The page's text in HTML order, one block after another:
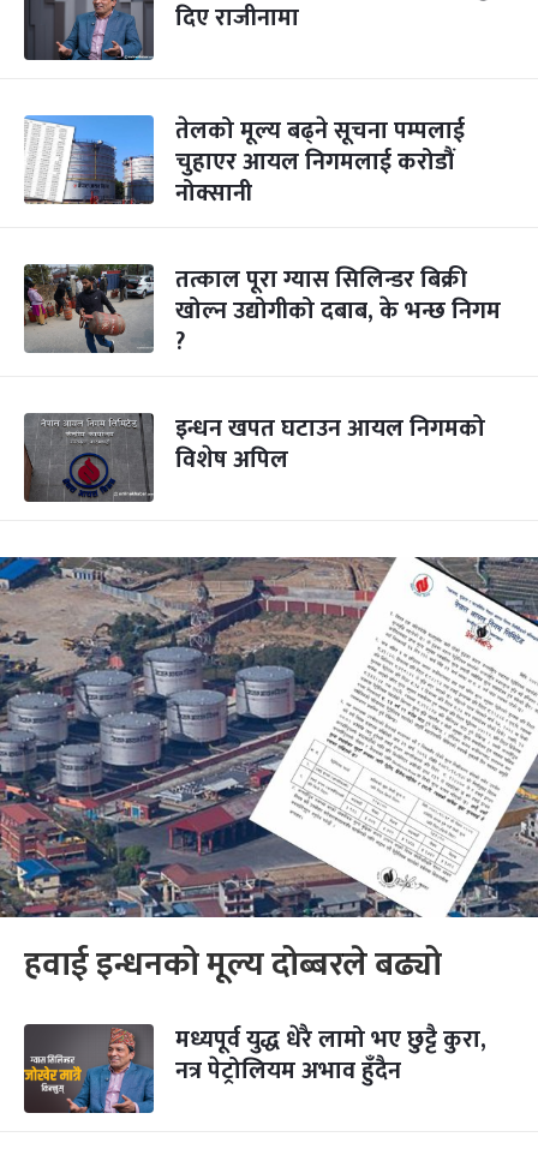
दिए राजीनामा
तेलको मूल्य बढ्ने सूचना पम्पलाई
चुहाएर आयल निगमलाई करोडौं
नोक्सानी
तत्काल पूरा ग्यास सिलिन्डर बिक्री
खोल्न उद्योगीको दबाब, के भन्छ निगम
?
इन्धन खपत घटाउन आयल निगमको
विशेष अपिल
हवाई इन्धनको मूल्य दोब्बरले बढ्यो
मध्यपूर्व युद्ध धेरै लामो भए छुट्टै कुरा,
नत्र पेट्रोलियम अभाव हुँदैन